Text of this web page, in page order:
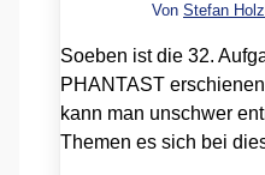
Von Stefan
Soeben ist die 32.
PHANTAST
kann man unschwer
Themen es sich bei